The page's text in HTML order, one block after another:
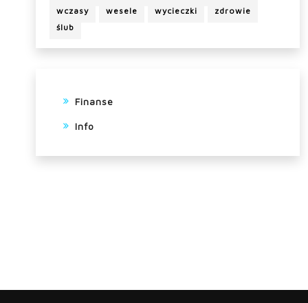
wczasy
wesele wycieczki
zdrowie
ślub
Finanse
Info